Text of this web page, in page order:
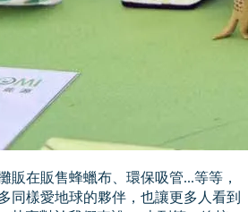
販在販售蜂蠟布、環保吸管...等等，
同樣愛地球的夥伴，也讓更多人看到